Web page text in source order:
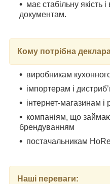
має стабільну якість
документам.
Кому потрібна
виробникам
імпортерам і
інтернет-магазинам і
компаніям, що
брендуванням
постачальникам
Наші переваги: